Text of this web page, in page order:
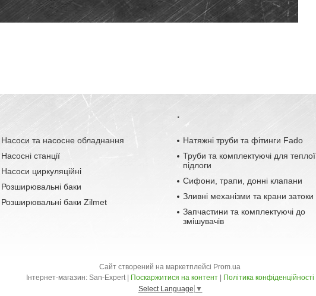
Насоси та насосне обладнання
Насосні станції
Насоси циркуляційні
Розширювальні баки
Розширювальні баки Zilmet
.
Натяжні труби та фітинги Fado
Труби та комплектуючі для теплої
підлоги
Сифони, трапи, донні клапани
Зливні механізми та крани затоки
Запчастини та комплектуючі до
змішувачів
Сайт створений на маркетплейсі Prom.ua
Поскаржитися на контент
Політика конфіденційності
Select Language ▼